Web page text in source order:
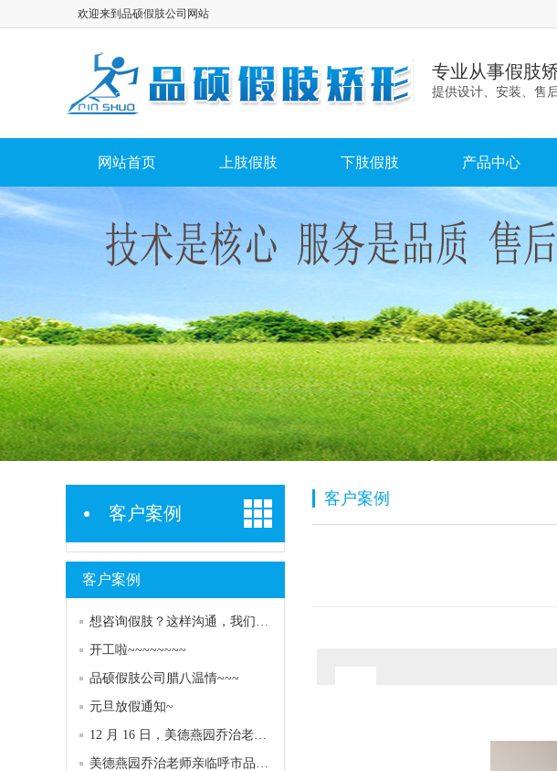
欢迎来到品硕假肢公司网站
专业从事假肢
提供设计、安装、售
网站首页 上肢假肢 下肢假肢 产品中心
客户案例
客户案例
想咨询假肢？这样沟通，我们能更快更好地帮到您！
开工啦~~~~~~~~
品硕假肢公司腊八温情~~~
元旦放假通知~
12 月 16 日，美德燕园乔治老师再次亮相呼市品硕专家门诊！
美德燕园乔治老师亲临呼市品硕，专业服务助力客户康复
客户案例